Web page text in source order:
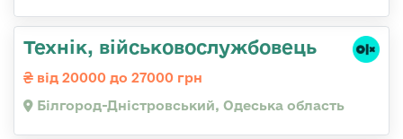
Технік, військовослужбовець
від 20000 до 27000 грн
Білгород-Дністровський, Одеська область